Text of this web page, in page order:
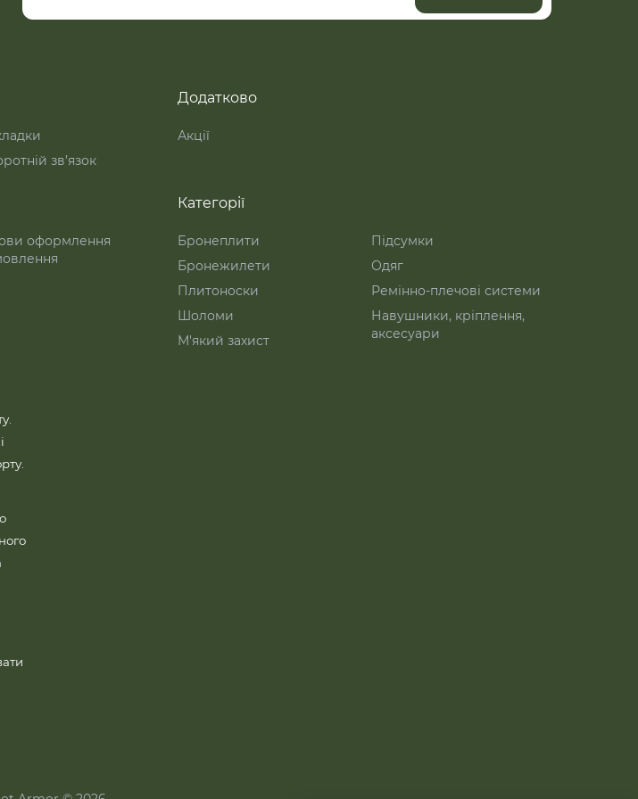
зв’язок
Додатково
Акції
оформлення
Категорії
Бронеплити
Бронежилети
Плитоноски
Шоломи
М'який захист
Підсумки
Одяг
Ремінно-плечові системи
Навушники, кріплення,
аксесуари